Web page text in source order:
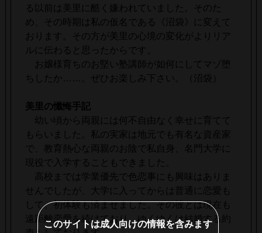
る以前は美里に酷く嫌われていました。そのた
め、その時期は私の仮名である《沼袋》に変えて
おります。その方が美里の心境の変化がよりリア
ルに伝わると思ったからです。
お嬢様育ちのお堅い塾講師が如何にしてマゾ堕
ちしたか……。ぜひお楽しみ下さい。（沼袋）
美里の懺悔手記
幼い頃から両親には何不自由なく幸せに育てて
もらいました。私の実家は地元でも有名な資産家
で、教育熱心な両親のお陰で私自身、名門大学に
現役で入学することもできました。
高校までは学業優先で色恋事にも興味はありま
せんでしたが、大学に入ってからは普通に恋愛も
して、初体験も済ませました。その彼とは現在も
遠距離恋愛を続けており、ゆくゆくは結婚する約
このサイトは成人向けの情報を含みます